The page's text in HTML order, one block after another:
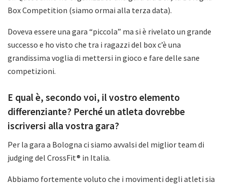
Box Competition (siamo ormai alla terza data).
Doveva essere una gara “piccola” ma si è rivelato un grande
successo e ho visto che tra i ragazzi del box c’è una
grandissima voglia di mettersi in gioco e fare delle sane
competizioni.
E qual è, secondo voi, il vostro elemento
differenziante? Perché un atleta dovrebbe
iscriversi alla vostra gara?
Per la gara a Bologna ci siamo avvalsi del miglior team di
judging del CrossFit® in Italia.
Abbiamo fortemente voluto che i movimenti degli atleti sia